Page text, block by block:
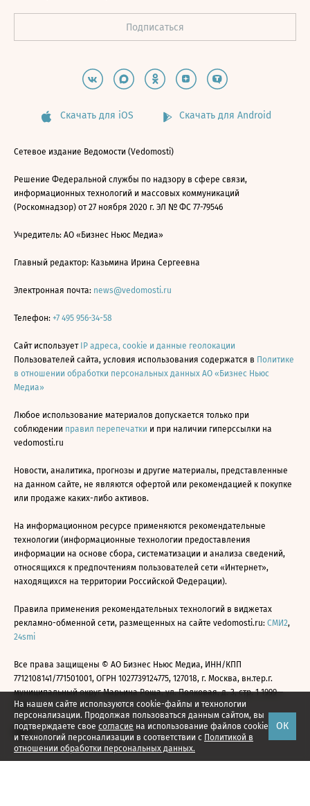
На нашем сайте используются cookie-файлы и технологии
персонализации. Продолжая пользоваться данным сайтом, вы
подтверждаете свое согласие на использование файлов cookie
и технологий персонализации в соответствии с Политикой в
отношении обработки персональных данных.
ОК
Скачать для iOS Скачать для Android
Сетевое издание Ведомости (Vedomosti)
Решение Федеральной службы по надзору в сфере связи,
информационных технологий и массовых коммуникаций
(Роскомнадзор) от 27 ноября 2020 г. ЭЛ № ФС 77-79546
Учредитель: АО «Бизнес Ньюс Медиа»
Главный редактор: Казьмина Ирина Сергеевна
Электронная почта: news@vedomosti.ru
Телефон: +7 495 956-34-58
Сайт использует IP адреса, cookie и данные геолокации
Пользователей сайта, условия использования содержатся в Политике
в отношении обработки персональных данных АО «Бизнес Ньюс
Медиа»
Любое использование материалов допускается только при
соблюдении правил перепечатки и при наличии гиперссылки на
vedomosti.ru
Новости, аналитика, прогнозы и другие материалы, представленные
на данном сайте, не являются офертой или рекомендацией к покупке
или продаже каких-либо активов.
На информационном ресурсе применяются рекомендательные
технологии (информационные технологии предоставления
информации на основе сбора, систематизации и анализа сведений,
относящихся к предпочтениям пользователей сети «Интернет»,
находящихся на территории Российской Федерации).
Правила применения рекомендательных технологий в виджетах
рекламно-обменной сети, размещенных на сайте vedomosti.ru: СМИ2,
24smi
Все права защищены © АО Бизнес Ньюс Медиа, ИНН/КПП
7712108141/771501001, ОГРН 1027739124775, 127018, г. Москва, вн.тер.г.
муниципальный округ Марьина Роща, ул. Полковая, д. 3, стр. 1 1999—
2026